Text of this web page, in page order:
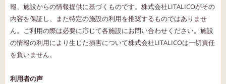
報、施設からの情報提供に基づくものです。株式会社LITALICOがその
内容を保証し、また特定の施設の利用を推奨するものではありませ
ん。ご利用の際は必要に応じて各施設にお問い合わせください。施設
の情報の利用により生じた損害について株式会社LITALICOは一切責任
を負いません。
利用者の声